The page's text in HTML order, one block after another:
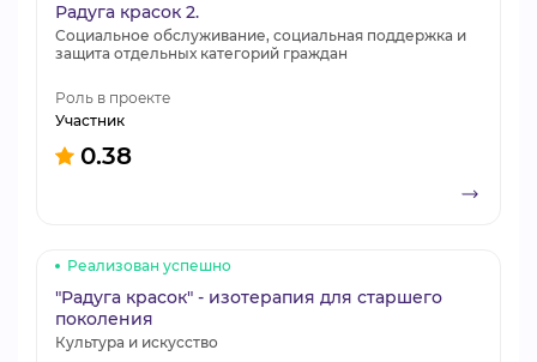
Радуга красок 2.
Социальное обслуживание, социальная поддержка и
защита отдельных категорий граждан
Роль в проекте
Участник
0.38
Реализован успешно
"Радуга красок" - изотерапия для старшего
поколения
Культура и искусство